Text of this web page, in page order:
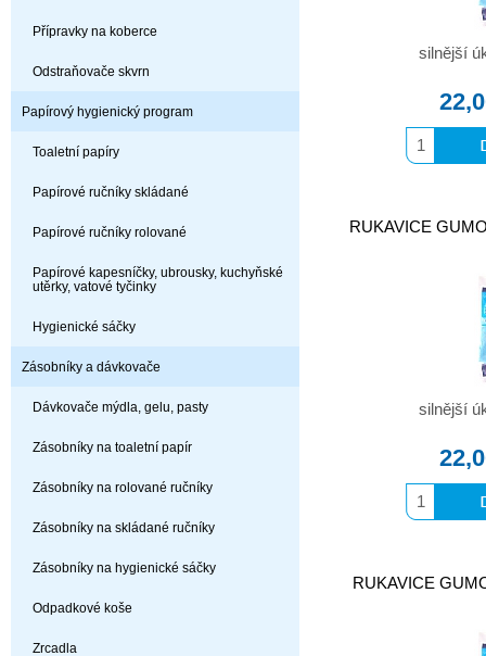
Přípravky na koberce
Odstraňovače skvrn
Papírový hygienický program
Toaletní papíry
Papírové ručníky skládané
Papírové ručníky rolované
Papírové kapesníčky, ubrousky, kuchyňské
utěrky, vatové tyčinky
Hygienické sáčky
Zásobníky a dávkovače
Dávkovače mýdla, gelu, pasty
Zásobníky na toaletní papír
Zásobníky na rolované ručníky
Zásobníky na skládané ručníky
Zásobníky na hygienické sáčky
Odpadkové koše
Zrcadla
silnější
RUKAVICE
silnější
RUKAVICE